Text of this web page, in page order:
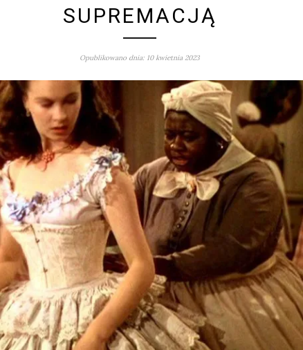
SUPREMACJĄ
Opublikowano dnia: 10 kwietnia 2023